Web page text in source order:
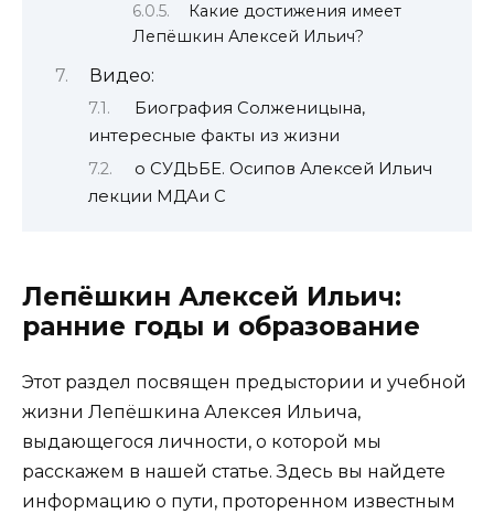
Какие достижения имеет
Лепёшкин Алексей Ильич?
Видео:
Биография Солженицына,
интересные факты из жизни
о СУДЬБЕ. Осипов Алексей Ильич
лекции МДАи С
Лепёшкин Алексей Ильич:
ранние годы и образование
Этот раздел посвящен предыстории и учебной
жизни Лепёшкина Алексея Ильича,
выдающегося личности, о которой мы
расскажем в нашей статье. Здесь вы найдете
информацию о пути, проторенном известным